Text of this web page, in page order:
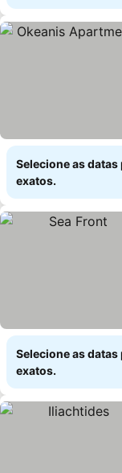
Selecione as
exatos.
Selecione as
exatos.